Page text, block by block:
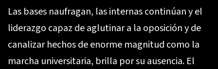
Las bases naufragan, las internas continúan y el
liderazgo capaz de aglutinar a la oposición y de
canalizar hechos de enorme magnitud como la
marcha universitaria, brilla por su ausencia. El